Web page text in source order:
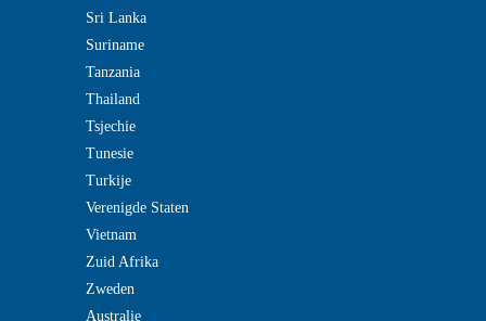
Sri Lanka
Suriname
Tanzania
Thailand
Tsjechie
Tunesie
Turkije
Verenigde Staten
Vietnam
Zuid Afrika
Zweden
Australie